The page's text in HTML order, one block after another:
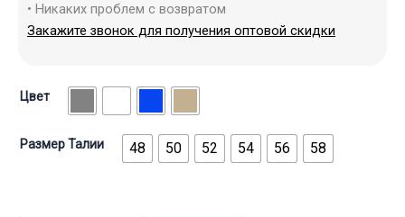
• Никаких проблем с возвратом
Закажите звонок для получения оптовой скидки
Цвет
Размер Талии 48 50 52 54 56 58